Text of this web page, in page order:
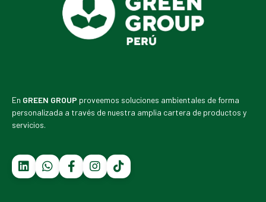
En GREEN GROUP proveemos soluciones ambientales de forma
personalizada a través de nuestra amplia cartera de productos y
servicios.